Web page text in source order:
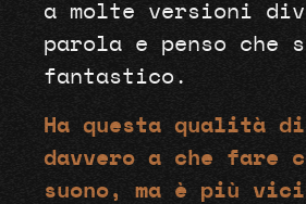
a molte versioni
parola e penso che
fantastico.
Ha questa qualità
davvero a che fare
suono, ma è più